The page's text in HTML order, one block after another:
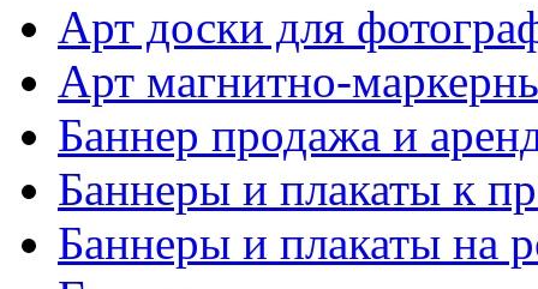
Арт доски для
Арт магнитно-
Баннер продажа и
Баннеры и плакаты к
Баннеры и плакаты на